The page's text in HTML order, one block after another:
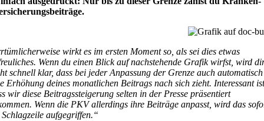
wirkt es im ersten Moment so, als sei dies etwas
Wenn du einen Blick auf nachstehende Grafik wirfst, wird
schnell klar, dass bei jeder Anpassung der Grenze auch automatisch
Erhöhung deines monatlichen Beitrags nach sich zieht. Interessant
wir diese Beitragssteigerung selten in der Presse präsentiert
Wenn die PKV allerdings ihre Beiträge anpasst, wird das
Schlagzeile aufgegriffen.“